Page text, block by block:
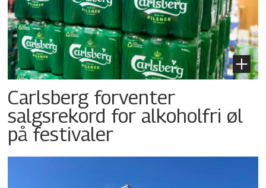
Carlsberg forventer
salgsrekord for alkoholfri øl
på festivaler